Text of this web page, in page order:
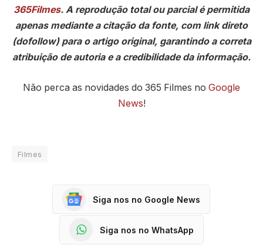
365Filmes. A reprodução total ou parcial é permitida
apenas mediante a citação da fonte, com link direto
(dofollow) para o artigo original, garantindo a correta
atribuição de autoria e a credibilidade da informação.
Não perca as novidades do 365 Filmes no Google
News!
Filmes
Siga nos no Google News
Siga nos no WhatsApp